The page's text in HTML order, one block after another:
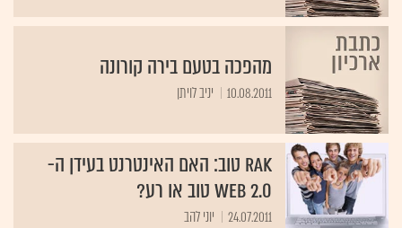
מהפכה בטעם בירה קורונה
10.08.2011 יניב לויתן
RAK טוב: האם האינטרנט בעידן ה-
web 2.0 טוב או רע?
24.07.2011 יוני להב